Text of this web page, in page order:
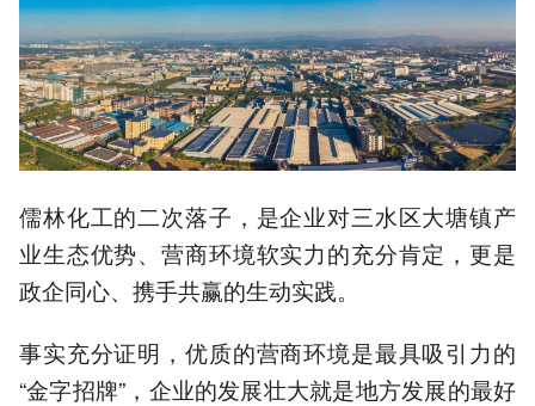
儒林化工的二次落子，是企业对三水区大塘镇产
业生态优势、营商环境软实力的充分肯定，更是
政企同心、携手共赢的生动实践。
事实充分证明，优质的营商环境是最具吸引力的
“金字招牌”，企业的发展壮大就是地方发展的最好